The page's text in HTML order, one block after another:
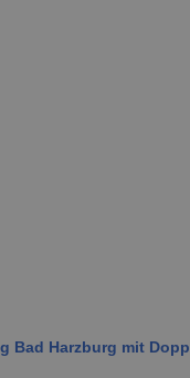
Bad Harzburg mit